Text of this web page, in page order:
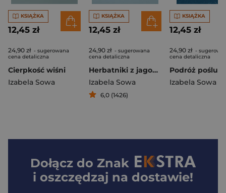
KSIĄŻKA
12,45 zł
24,90 zł - sugerowana
cena detaliczna
Cierpkość wiśni
Izabela Sowa
KSIĄŻKA
12,45 zł
24,90 zł - sugerowana
cena detaliczna
Herbatniki z jagodami
Izabela Sowa
6,0 (1426)
KSIĄŻKA
12,45 zł
24,90 zł -
cena detaliczna
Podróż
Izabela Sowa
Dołącz do Znak
i oszczędzaj na dostawie!